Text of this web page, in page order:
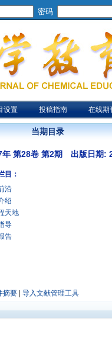
密码
设置 投稿指南 在线期
当期目录
年 第28卷 第2期 出版日期:
目：
沿
绍
天地
导
告
摘要 导入文献管理工具